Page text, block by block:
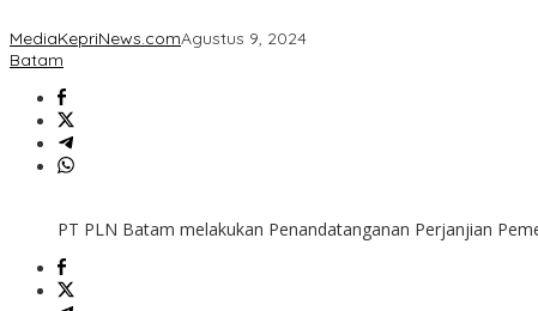
MediaKepriNews.comAgustus 9, 2024
Batam
PT PLN Batam melakukan Penandatanganan Perjanjian